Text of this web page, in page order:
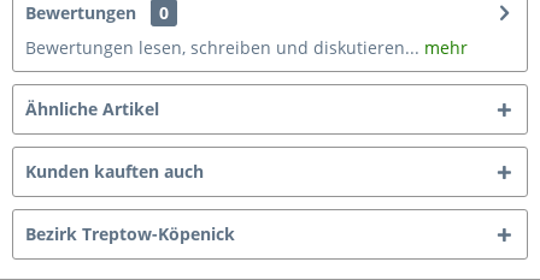
Bewertungen
0
Bewertungen lesen, schreiben und diskutieren... mehr
Ähnliche Artikel
Kunden kauften auch
Bezirk Treptow-Köpenick